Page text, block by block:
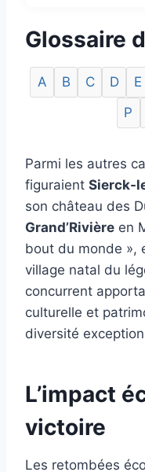
Glossaire
A B C D E
P
Parmi les autres
figuraient Sierck-
son château des
Grand’Rivière en
bout du monde »,
village natal du
concurrent
culturelle et
diversité
L’impact
victoire
Les retombées